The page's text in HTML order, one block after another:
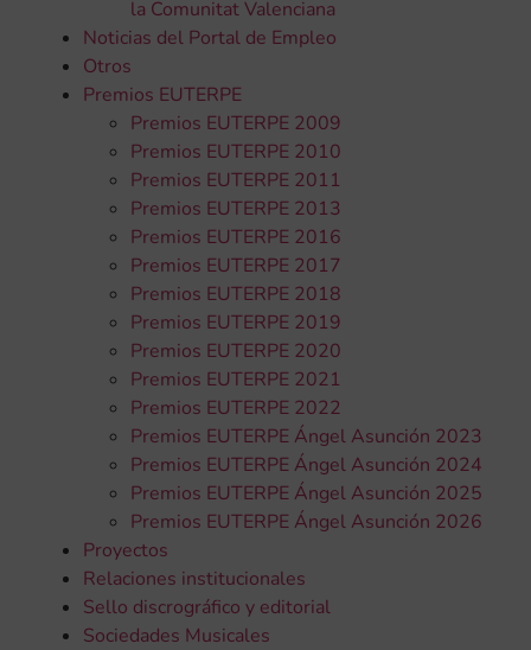
la Comunitat Valenciana
Noticias del Portal de Empleo
Otros
Premios EUTERPE
Premios EUTERPE 2009
Premios EUTERPE 2010
Premios EUTERPE 2011
Premios EUTERPE 2013
Premios EUTERPE 2016
Premios EUTERPE 2017
Premios EUTERPE 2018
Premios EUTERPE 2019
Premios EUTERPE 2020
Premios EUTERPE 2021
Premios EUTERPE 2022
Premios EUTERPE Ángel Asunción 2023
Premios EUTERPE Ángel Asunción 2024
Premios EUTERPE Ángel Asunción 2025
Premios EUTERPE Ángel Asunción 2026
Proyectos
Relaciones institucionales
Sello discrográfico y editorial
Sociedades Musicales